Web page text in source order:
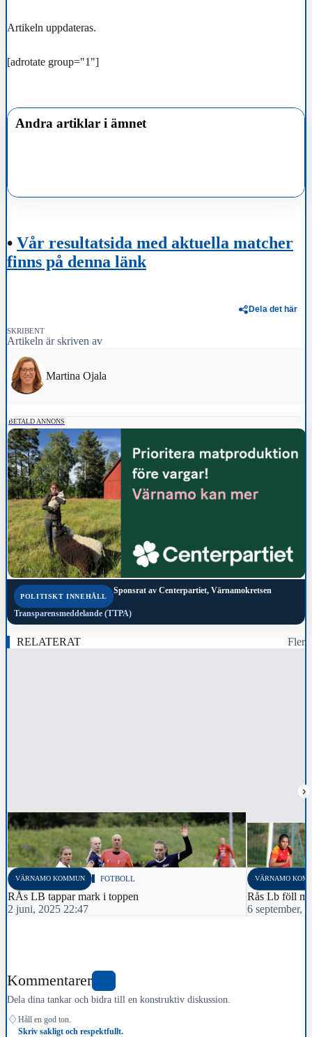
Artikeln uppdateras.
[adrotate group="1"]
Andra artiklar i ämnet
• Vår resultatsida med aktuella matcher
finns på denna länk
Dela det här
SKRIBENT
Artikeln är skriven av
Martina Ojala
BETALD ANNONS
POLITISKT INNEHÅLL
Sponsrat av Centerpartiet, Värnamokretsen
Transparensmeddelande (TTPA)
RELATERAT Fler
›
VÄRNAMO KOMMUN FOTBOLL
RÅs LB tappar mark i toppen
2 juni, 2025 22:47
VÄRNAMO
Rås Lb föll
6 september,
Kommentarer
Dela dina tankar och bidra till en konstruktiv diskussion.
♢ Håll en god ton.
Skriv sakligt och respektfullt.